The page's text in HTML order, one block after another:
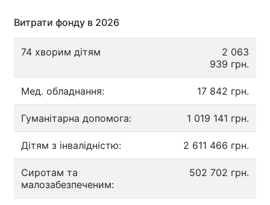
Витрати фонду в 2026
74 хворим дітям
2 063
939 грн.
Мед. обладнання: 17 842 грн.
Гуманітарна допомога: 1 019 141 грн.
Дітям з інвалідністю: 2 611 466 грн.
Сиротам та
малозабезпеченим:
502 702 грн.